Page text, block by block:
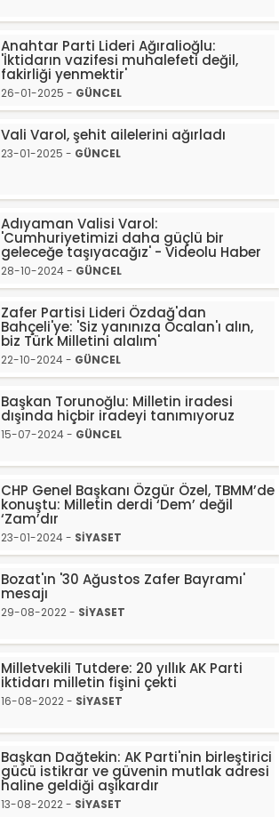
Anahtar Parti Lideri Ağıralioğlu:
'İktidarın vazifesi muhalefeti değil,
fakirliği yenmektir'
26-01-2025 - GÜNCEL
Vali Varol, şehit ailelerini ağırladı
23-01-2025 - GÜNCEL
Adıyaman Valisi Varol:
'Cumhuriyetimizi daha güçlü bir
geleceğe taşıyacağız' - Videolu Haber
28-10-2024 - GÜNCEL
Zafer Partisi Lideri Özdağ'dan
Bahçeli'ye: 'Siz yanınıza Öcalan'ı alın,
biz Türk Milletini alalım'
22-10-2024 - GÜNCEL
Başkan Torunoğlu: Milletin iradesi
dışında hiçbir iradeyi tanımıyoruz
15-07-2024 - GÜNCEL
CHP Genel Başkanı Özgür Özel, TBMM’de
konuştu: Milletin derdi ‘Dem’ değil
‘Zam’dır
23-01-2024 - SİYASET
Bozat'ın '30 Ağustos Zafer Bayramı'
mesajı
29-08-2022 - SİYASET
Milletvekili Tutdere: 20 yıllık AK Parti
iktidarı milletin fişini çekti
16-08-2022 - SİYASET
Başkan Dağtekin: AK Parti'nin birleştirici
gücü istikrar ve güvenin mutlak adresi
haline geldiği aşikardır
13-08-2022 - SİYASET